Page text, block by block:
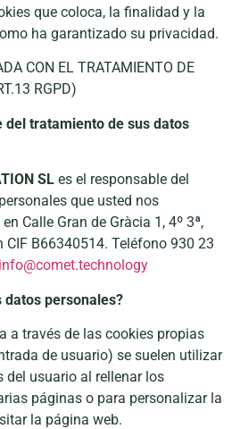
que coloca, la finalidad y la
ha garantizado su privacidad.
CON EL TRATAMIENTO DE
RGPD)
del tratamiento de sus datos
SL es el responsable del
que usted nos
Calle Gran de Gràcia 1, 4º 3ª,
CIF B66340514. Teléfono 930 23
info@comet.technology
datos personales?
a través de las cookies propias
de usuario) se suelen utilizar
del usuario al rellenar los
páginas o para personalizar la
la página web.